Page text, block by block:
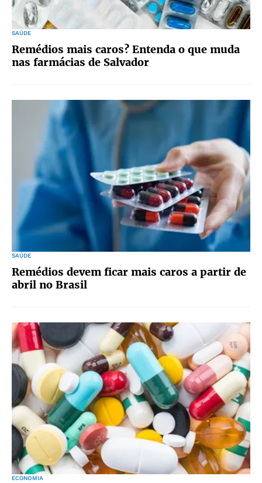
SAÚDE
Remédios mais caros? Entenda o que muda
nas farmácias de Salvador
SAÚDE
Remédios devem ficar mais caros a partir de
abril no Brasil
ECONOMIA